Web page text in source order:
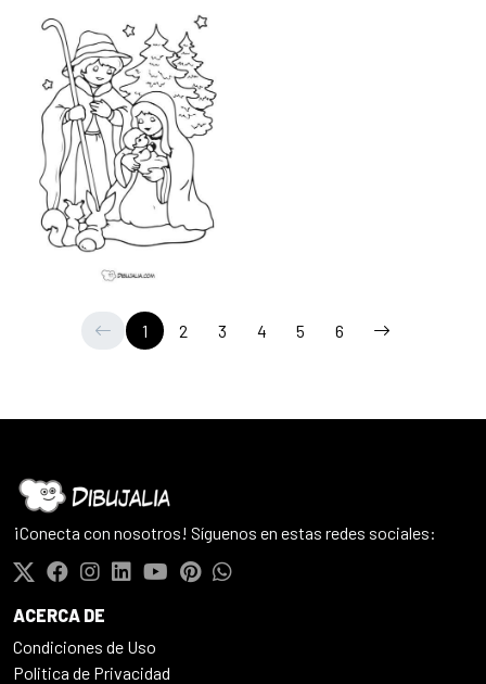
1 2 3 4 5 6
¡Conecta con nosotros! Síguenos en estas redes sociales:
ACERCA DE
Condiciones de Uso
Politica de Privacidad